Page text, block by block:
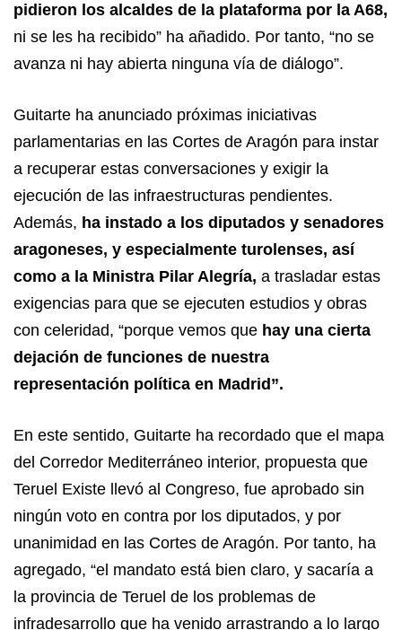
pidieron los alcaldes de la plataforma por la A68,
ni se les ha recibido” ha añadido. Por tanto, “no se
avanza ni hay abierta ninguna vía de diálogo”.
Guitarte ha anunciado próximas iniciativas
parlamentarias en las Cortes de Aragón para instar
a recuperar estas conversaciones y exigir la
ejecución de las infraestructuras pendientes.
Además, ha instado a los diputados y senadores
aragoneses, y especialmente turolenses, así
como a la Ministra Pilar Alegría, a trasladar estas
exigencias para que se ejecuten estudios y obras
con celeridad, “porque vemos que hay una cierta
dejación de funciones de nuestra
representación política en Madrid”.
En este sentido, Guitarte ha recordado que el mapa
del Corredor Mediterráneo interior, propuesta que
Teruel Existe llevó al Congreso, fue aprobado sin
ningún voto en contra por los diputados, y por
unanimidad en las Cortes de Aragón. Por tanto, ha
agregado, “el mandato está bien claro, y sacaría a
la provincia de Teruel de los problemas de
infradesarrollo que ha venido arrastrando a lo largo